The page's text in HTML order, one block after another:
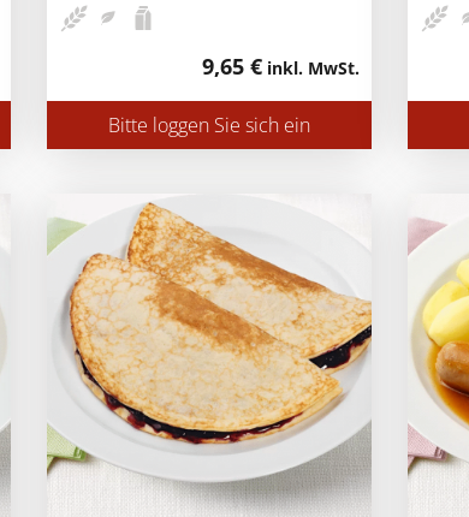
9,65 € inkl. MwSt.
Bitte loggen Sie sich ein